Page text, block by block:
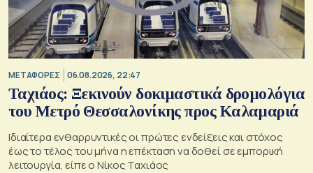
ΜΕΤΑΦΟΡΕΣ 06.08.2026, 22:47
Ταχιάος: Ξεκινούν δοκιμαστικά δρομολόγια
του Μετρό Θεσσαλονίκης προς Καλαμαριά
Ιδιαίτερα ενθαρρυντικές οι πρώτες ενδείξεις και στόχος
έως το τέλος του μήνα η επέκταση να δοθεί σε εμπορική
λειτουργία, είπε ο Νίκος Ταχιάος